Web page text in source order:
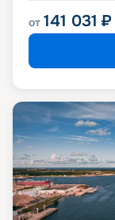
от 141 031 ₽